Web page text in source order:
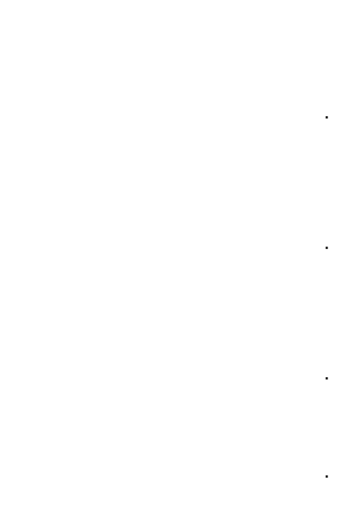
·
·
·
·